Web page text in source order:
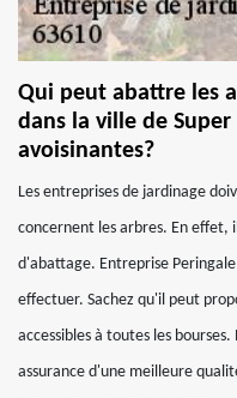
Qui peut abattre les
dans la ville de
avoisinantes?
Les entreprises de jardinage
concernent les arbres. En effet,
d'abattage. Entreprise
effectuer. Sachez qu'il peut
accessibles à toutes les
assurance d'une meilleure